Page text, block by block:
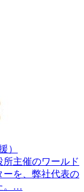
）
所主催のワールド
ーを、弊社代表の
。…